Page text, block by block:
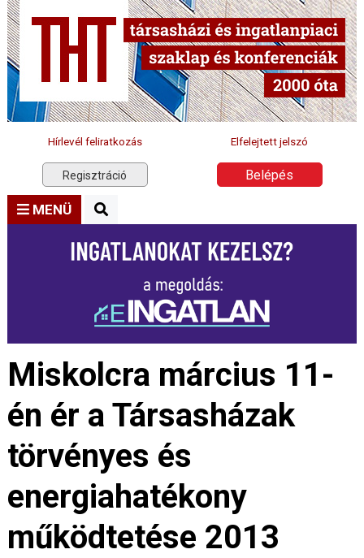
Hírlevél feliratkozás Elfelejtett jelszó
Regisztráció Belépés
MENÜ
Miskolcra március 11-
én ér a Társasházak
törvényes és
energiahatékony
működtetése 2013